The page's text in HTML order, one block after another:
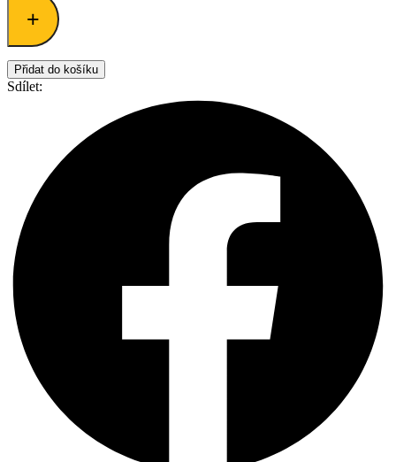
+
Přidat do košíku
Sdílet: